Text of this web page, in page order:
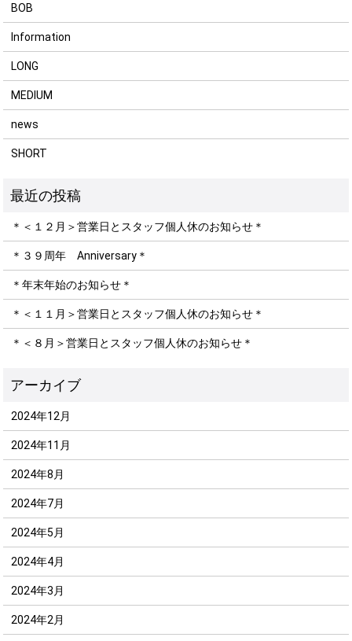
BOB
Information
LONG
MEDIUM
news
SHORT
＊＜１２月＞営業日とスタッフ個人休のお知らせ＊
＊３９周年 Anniversary＊
＊年末年始のお知らせ＊
＊＜１１月＞営業日とスタッフ個人休のお知らせ＊
＊＜８月＞営業日とスタッフ個人休のお知らせ＊
2024年12月
2024年11月
2024年8月
2024年7月
2024年5月
2024年4月
2024年3月
2024年2月